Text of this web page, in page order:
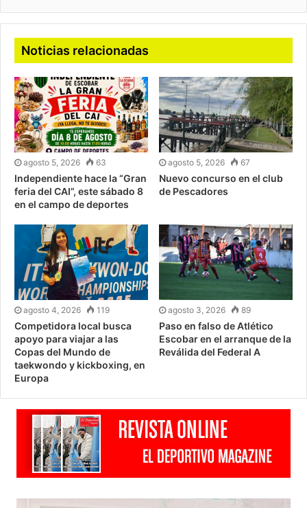
Noticias relacionadas
agosto 5, 2026 63
Independiente hace la “Gran
feria del CAI”, este sábado 8
en el campo de deportes
agosto 5, 2026 67
Nuevo concurso en el club
de Pescadores
agosto 4, 2026 119
Competidora local busca
apoyo para viajar a las
Copas del Mundo de
taekwondo y kickboxing, en
Europa
agosto 3, 2026 89
Paso en falso de Atlético
Escobar en el arranque de la
Reválida del Federal A